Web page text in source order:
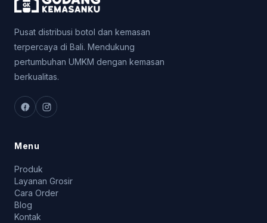
Pusat distribusi botol dan kemasan
terpercaya di Bali. Mendukung
pertumbuhan UMKM dengan kemasan
berkualitas.
Menu
Produk
Layanan Grosir
Cara Order
Blog
Kontak